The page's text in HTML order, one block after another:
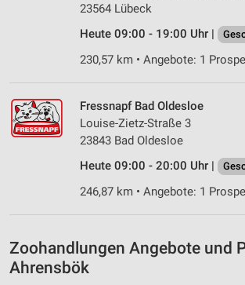
23564 Lübeck
Heute 09:00 - 19:00 Uhr |
230,57 km • Angebote: 1
Fressnapf Bad Oldesloe
Louise-Zietz-Straße 3
23843 Bad Oldesloe
Heute 09:00 - 20:00 Uhr |
246,87 km • Angebote: 1
Zoohandlungen Angebote und
Ahrensbök
Verwendung von Profilen zur Auswahl
personalisierter Inhalte
Messung der Werbeleistung
Analyse von Zielgruppen durch Statistiken
Kombinationen von Daten aus verschiedenen
Entwicklung und Verbesserung der
IAB-Besonderheiten: